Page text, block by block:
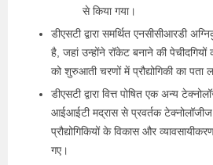
से किया गया।
डीएसटी द्वारा समर्थित एनसीसीआरडी
है, जहां उन्होंने रॉकेट बनाने की
को शुरुआती चरणों में प्रौद्योगिकी का पता
डीएसटी द्वारा वित्त पोषित एक अन्य
आईआईटी मद्रास से प्रवर्तक
प्रौद्योगिकियों के विकास और
गए।